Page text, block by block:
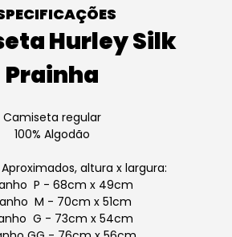
Hurley Silk
Prainha
Camiseta regular
100% Algodão
altura x largura:
P - 68cm x 49cm
M - 70cm x 51cm
G - 73cm x 54cm